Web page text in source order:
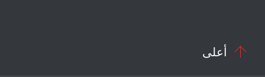
 أعلى